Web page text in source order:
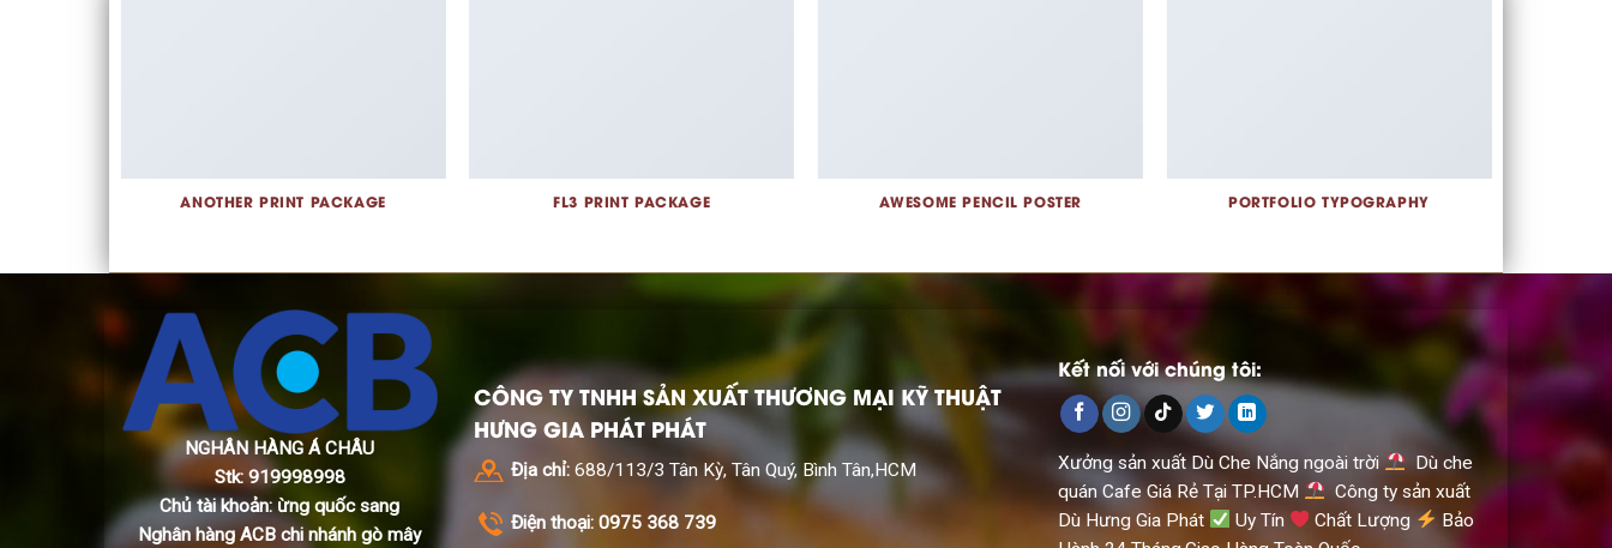
ANOTHER PRINT PACKAGE FL3 PRINT PACKAGE AWESOME PENCIL POSTER PORTFOLIO TYPOGRAPHY
NGHÂN HÀNG Á CHÂU
Stk: 919998998
Chủ tài khoản: ừng quốc sang
Nghân hàng ACB chi nhánh gò mây
CÔNG TY TNHH SẢN XUẤT THƯƠNG MẠI KỸ THUẬT
HƯNG GIA PHÁT PHÁT
Địa chỉ: 688/113/3 Tân Kỳ, Tân Quý, Bình Tân,HCM
Điện thoại: 0975 368 739
Kết nối với chúng tôi:
Xưởng sản xuất Dù Che Nắng ngoài trời
Dù che
quán Cafe Giá Rẻ Tại TP.HCM
Công ty sản xuất
Dù Hưng Gia Phát
Uy Tín Chất Lượng
Bảo